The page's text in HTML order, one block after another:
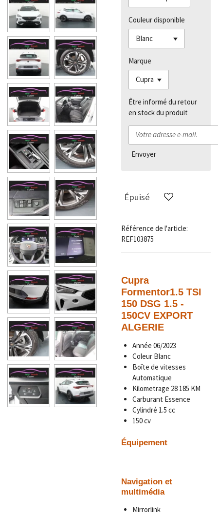
Couleur disponible
Marque
Être informé du retour
en stock du produit
Envoyer
Épuisé
Référence de l'article:
REF103875
Cupra
Formentor1.5 TSI
150 DSG 1.5 -
150CV EXPORT
ALGERIE
Année 06/2023
Coleur Blanc
Boîte de vitesses
Automatique
Kilometrage 28 185 KM
Carburant Essence
Cylindré 1.5 cc
150 cv
Équipement
Navigation et
multimédia
Mirrorlink